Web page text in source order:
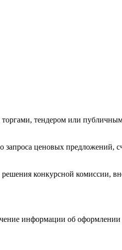
торгами, тендером или
ценовых предложений,
конкурсной комиссии,
информации об